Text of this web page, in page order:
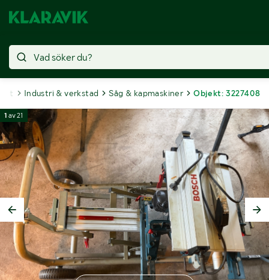
Industri & verkstad Såg & kapmaskiner Objekt: 3227408
1 av21